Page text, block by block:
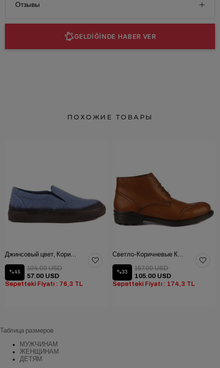
Отзывы
GELDİĞİNDE HABER VER
ПОХОЖИЕ ТОВАРЫ
%45
57.00 USD
104.00 USD
Sepetteki Fiyatı : 76,3 TL
%33
105.00 USD
157.00 USD
Sepetteki Fiyatı : 174,3 TL
Таблица размеров
МУЖЧИНАМ
ЖЕНЩИНАМ
ДЕТЯМ